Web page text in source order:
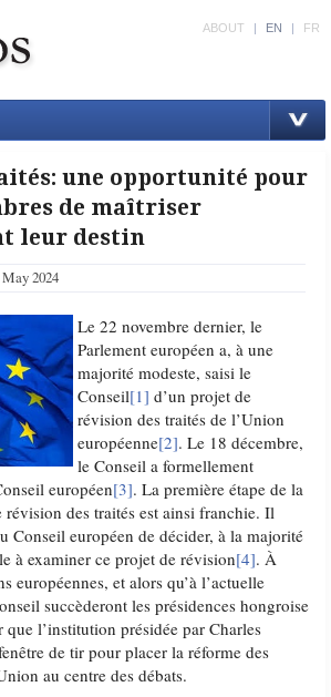
ABOUT | EN | FR
une opportunité pour
de maîtriser
leur destin
2024
Le 22 novembre dernier, le
Parlement européen a, à une
majorité modeste, saisi le
Conseil[1] d’un projet de
révision des traités de l’Union
européenne[2]. Le 18 décembre,
le Conseil a formellement
européen[3]. La première étape de la
des traités est ainsi franchie. Il
Conseil européen de décider, à la majorité
à examiner ce projet de révision[4]. À
européennes, et alors qu’à l’actuelle
succèderont les présidences hongroise
l’institution présidée par Charles
de tir pour placer la réforme des
au centre des débats.